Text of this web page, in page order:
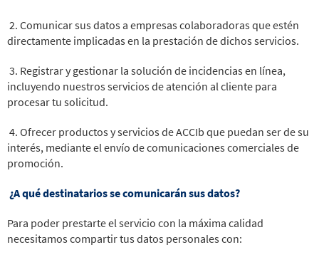
2. Comunicar sus datos a empresas colaboradoras que estén
directamente implicadas en la prestación de dichos servicios.
3. Registrar y gestionar la solución de incidencias en línea,
incluyendo nuestros servicios de atención al cliente para
procesar tu solicitud.
4. Ofrecer productos y servicios de ACCIb que puedan ser de su
interés, mediante el envío de comunicaciones comerciales de
promoción.
¿A qué destinatarios se comunicarán sus datos?
Para poder prestarte el servicio con la máxima calidad
necesitamos compartir tus datos personales con: